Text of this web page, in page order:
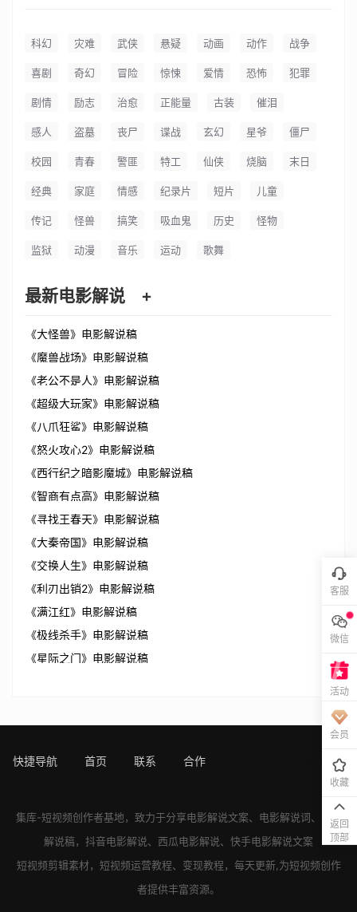
科幻 灾难 武侠 悬疑 动画 动作 战争
喜剧 奇幻 冒险 惊悚 爱情 恐怖 犯罪
剧情 励志 治愈 正能量 古装 催泪
感人 盗墓 丧尸 谍战 玄幻 星爷 僵尸
校园 青春 警匪 特工 仙侠 烧脑 末日
经典 家庭 情感 纪录片 短片 儿童
传记 怪兽 搞笑 吸血鬼 历史 怪物
监狱 动漫 音乐 运动 歌舞
最新电影解说 +
《大怪兽》电影解说稿
《魔兽战场》电影解说稿
《老公不是人》电影解说稿
《超级大玩家》电影解说稿
《八爪狂鲨》电影解说稿
《怒火攻心2》电影解说稿
《西行纪之暗影魔城》电影解说稿
《智商有点高》电影解说稿
《寻找王春天》电影解说稿
《大秦帝国》电影解说稿
《交换人生》电影解说稿
《利刃出销2》电影解说稿
《满江红》电影解说稿
《极线杀手》电影解说稿
《星际之门》电影解说稿
快捷导航 首页 联系 合作
[!---page.sta
集库-短视频创作者基地，致力于分享电影解说文案、 电影解说词、
电影
解说稿， 抖音电影解说、 西瓜电影解说、 快手电影解说文案
短视频剪辑素材，短视频运营教程、变现教程，每天更新,为短视频创作
者提供丰富资源。
客服
微信
活动
会员
收藏
返回
顶部